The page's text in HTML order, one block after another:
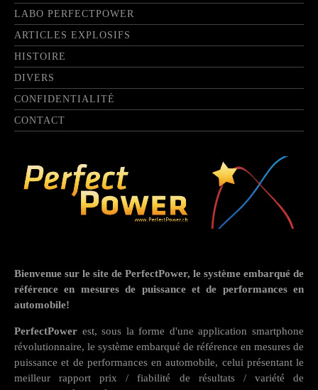
LABO PERFECTPOWER
ARTICLES EXPLOSIFS
HISTOIRE
DIVERS
CONFIDENTIALITÉ
CONTACT
Bienvenue sur le site de PerfectPower, le système embarqué de
référence en mesures de puissance et de performances en
automobile!
PerfectPower est, sous la forme d'une application smartphone
révolutionnaire, le système embarqué de référence en mesures de
puissance et de performances en automobile, celui présentant le
meilleur rapport prix / fiabilité de résultats / variété de